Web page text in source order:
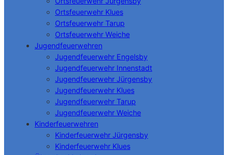
Ortsfeuerwehr Klues
Ortsfeuerwehr Tarup
Ortsfeuerwehr Weiche
Jugendfeuerwehren
Jugendfeuerwehr Engelsby
Jugendfeuerwehr Innenstadt
Jugendfeuerwehr Jürgensby
Jugendfeuerwehr Klues
Jugendfeuerwehr Tarup
Jugendfeuerwehr Weiche
Kinderfeuerwehren
Kinderfeuerwehr Jürgensby
Kinderfeuerwehr Klues